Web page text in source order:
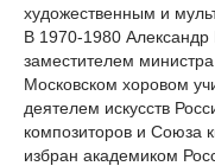
художественным и
В 1970-1980 Александр
заместителем
Московском хоровом
деятелем искусств
композиторов и Союза
избран академиком